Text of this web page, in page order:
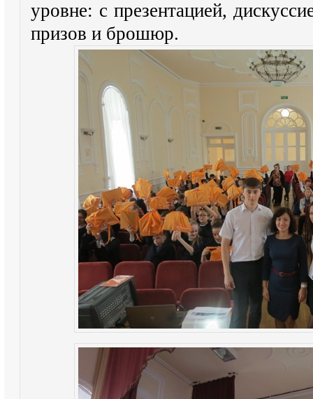
уровне: с презентацией,
призов и брошюр.